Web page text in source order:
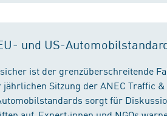
und US-
ist der grenzüberschreitende
Sitzung der ANEC Traffic
sorgt für